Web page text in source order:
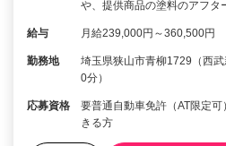
や、提供商品の塗料のアフ
給与 月給239,000円～360,500円
勤務地
埼玉県狭山市青柳1729（西
0分）
応募資格
要普通自動車免許（AT限定
きる方